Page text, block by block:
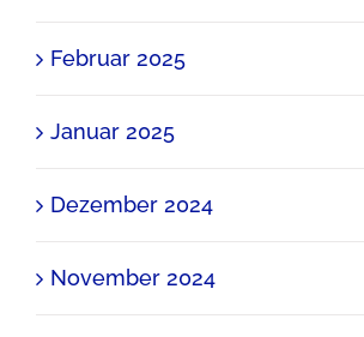
Februar 2025
Januar 2025
Dezember 2024
November 2024